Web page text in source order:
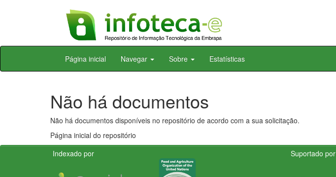
Skip
Página inicial Navegar Sobre Estatísticas
Não há documentos
Não há documentos disponíveis no repositório de acordo com a sua solicitação.
Página inicial do repositório
Indexado por
Suportado por